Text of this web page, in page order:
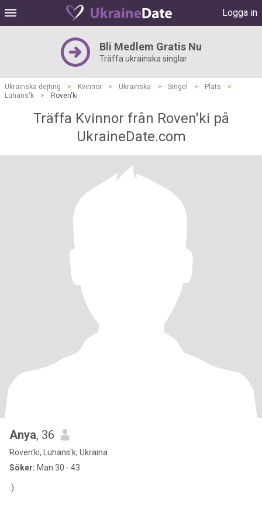
Logga in
Bli Medlem Gratis Nu
Träffa ukrainska singlar
Ukrainska dejting > Kvinnor > Ukrainska > Singel > Plats
>
Luhans'k
> Roven'ki
Träffa Kvinnor från Roven'ki på
UkraineDate.com
Anya, 36
Roven'ki, Luhans'k, Ukraina
Söker: Man 30 - 43
:)